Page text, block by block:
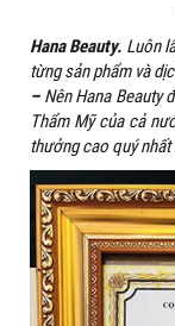
Hana Beauty. Luôn
từng sản phẩm và
–Nên Hana Beauty
Thẩm Mỹ của cả
thưởng cao quý nhất